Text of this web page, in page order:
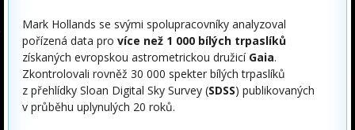
Mark Hollands se svými spolupracovníky analyzoval
pořízená data pro více než 1 000 bílých trpaslíků
získaných evropskou astrometrickou družicí Gaia.
Zkontrolovali rovněž 30 000 spekter bílých trpaslíků
z přehlídky Sloan Digital Sky Survey (SDSS) publikovaných
v průběhu uplynulých 20 roků.